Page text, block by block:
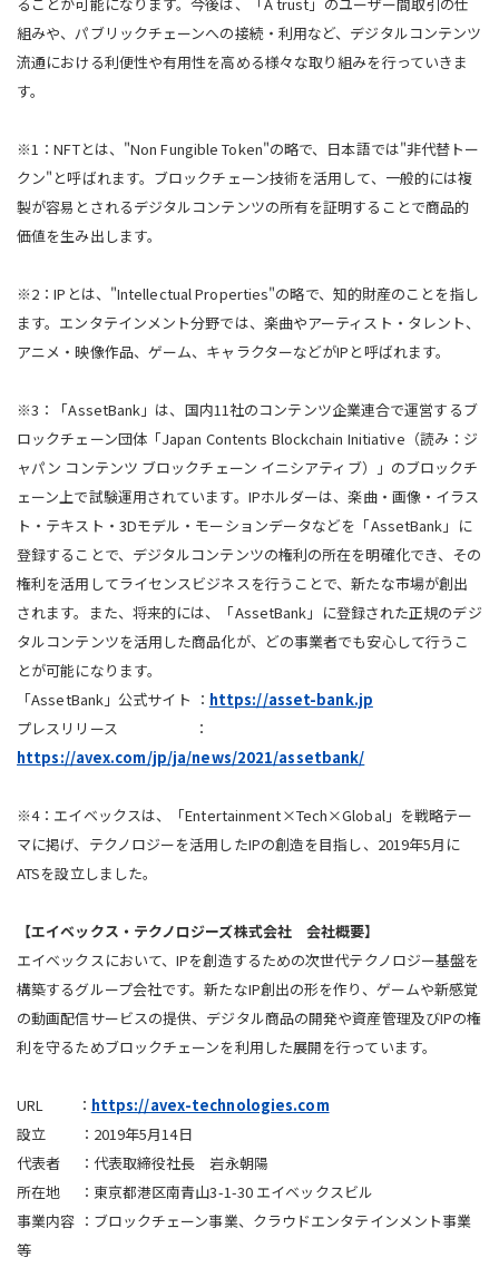
組みや、パブリックチェーンへの接続・利用など、デジタルコンテンツ
流通における利便性や有用性を高める様々な取り組みを行っていきま
す。
※1：NFTとは、"Non Fungible Token"の略で、日本語では"非代替トー
クン"と呼ばれます。ブロックチェーン技術を活用して、一般的には複
製が容易とされるデジタルコンテンツの所有を証明することで商品的
価値を生み出します。
※2：IPとは、"Intellectual Properties"の略で、知的財産のことを指し
ます。エンタテインメント分野では、楽曲やアーティスト・タレント、
アニメ・映像作品、ゲーム、キャラクターなどがIPと呼ばれます。
※3：「AssetBank」は、国内11社のコンテンツ企業連合で運営するブ
ロックチェーン団体「Japan Contents Blockchain Initiative（読み：ジ
ャパン コンテンツ ブロックチェーン イニシアティブ）」のブロックチ
ェーン上で試験運用されています。IPホルダーは、楽曲・画像・イラス
ト・テキスト・3Dモデル・モーションデータなどを「AssetBank」に
登録することで、デジタルコンテンツの権利の所在を明確化でき、その
権利を活用してライセンスビジネスを行うことで、新たな市場が創出
されます。また、将来的には、「AssetBank」に登録された正規のデジ
タルコンテンツを活用した商品化が、どの事業者でも安心して行うこ
とが可能になります。
「AssetBank」公式サイト ： https://asset-bank.jp
プレスリリース ：
https://avex.com/jp/ja/news/2021/assetbank/
※4：エイベックスは、「Entertainment×Tech×Global」を戦略テー
マに掲げ、テクノロジーを活用したIPの創造を目指し、2019年5月に
ATSを設立しました。
【エイベックス・テクノロジーズ株式会社 会社概要】
エイベックスにおいて、IPを創造するための次世代テクノロジー基盤を
構築するグループ会社です。新たなIP創出の形を作り、ゲームや新感覚
の動画配信サービスの提供、デジタル商品の開発や資産管理及びIPの権
利を守るためブロックチェーンを利用した展開を行っています。
URL ： https://avex-technologies.com
設立 ：2019年5月14日
代表者 ：代表取締役社長 岩永朝陽
所在地 ：東京都港区南青山3-1-30 エイベックスビル
事業内容 ：ブロックチェーン事業、クラウドエンタテインメント事業
等